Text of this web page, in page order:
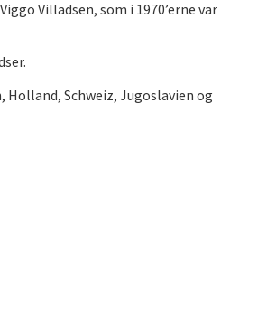
Villadsen, som i 1970’erne var
Schweiz, Jugoslavien og